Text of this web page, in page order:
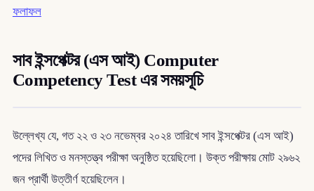
ফলাফল
সাব ইন্সপেক্টর (এস আই) Computer
Competency Test এর সময়সূচি
উল্লেখ্য যে, গত ২২ ও ২৩ নভেম্বর ২০২৪ তারিখে সাব ইন্সপেক্টর (এস আই)
পদের লিখিত ও মনস্তত্ত্ব পরীক্ষা অনুষ্ঠিত হয়েছিলো। উক্ত পরীক্ষায় মোট ২৯৬২
জন প্রার্থী উত্তীর্ণ হয়েছিলেন।